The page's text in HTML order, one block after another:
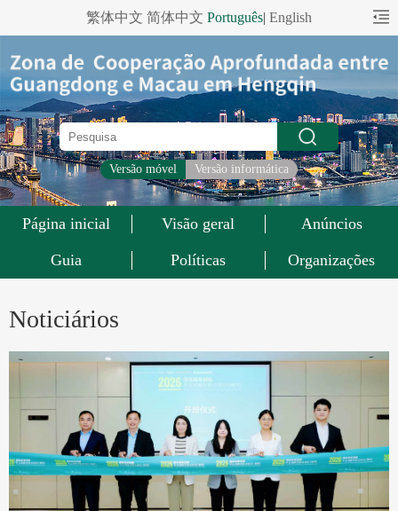
繁体中文 简体中文 Português| English
Versão móvel Versão informática
Página inicial Visão geral Anúncios
Guia Políticas Organizações
Noticiários